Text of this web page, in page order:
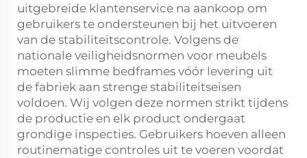
uitgebreide klantenservice na aankoop om
gebruikers te ondersteunen bij het uitvoeren
van de stabiliteitscontrole. Volgens de
nationale veiligheidsnormen voor meubels
moeten slimme bedframes vóór levering uit
de fabriek aan strenge stabiliteitseisen
voldoen. Wij volgen deze normen strikt tijdens
de productie en elk product ondergaat
grondige inspecties. Gebruikers hoeven alleen
routinematige controles uit te voeren voordat